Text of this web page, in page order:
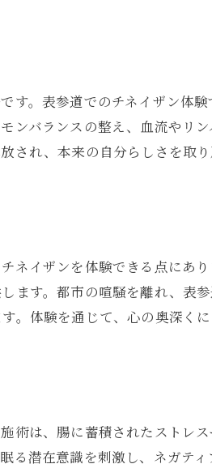
す。表参道でのチネイザン体験
ンバランスの整え、血流やリ
され、本来の自分らしさを取
ネイザンを体験できる点にあり
ます。都市の喧騒を離れ、表
。体験を通じて、心の奥深く
術は、腸に蓄積されたストレ
る潜在意識を刺激し、ネガティ